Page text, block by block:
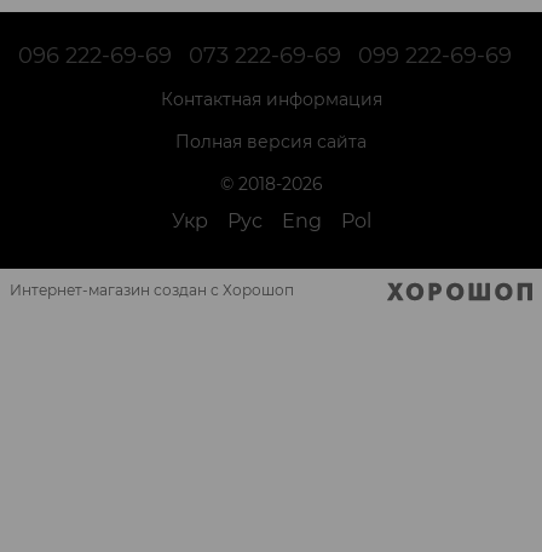
096 222-69-69 073 222-69-69 099 222-69-69
Контактная информация
Полная версия сайта
© 2018-2026
Укр Рус Eng Pol
Интернет-магазин создан с Хорошоп